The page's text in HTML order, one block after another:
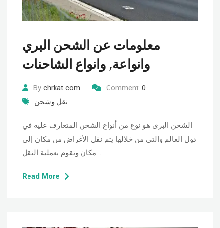
معلومات عن الشحن البري
وانواعة, وانواع الشاحنات
By chrkat com Comment: 0
نقل وشحن
الشحن البرى هو نوع من أنواع الشحن المتعارف عليه في
دول العالم والتي من خلالها يتم نقل الأغراض من مكان إلى
مكان وتقوم بعملية النقل …
Read More